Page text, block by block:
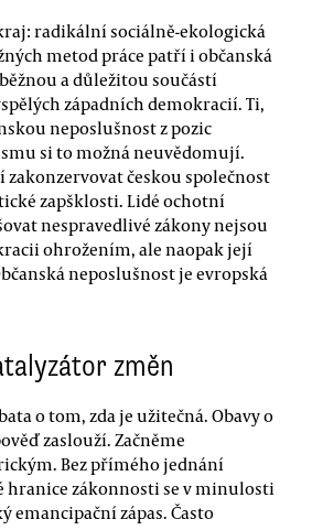
radikální sociálně-ekologická
metod práce patří i občanská
a důležitou součástí
západních demokracií. Ti,
neposlušnost z pozic
si to možná neuvědomují.
zakonzervovat českou společnost
zapšklosti. Lidé ochotní
nespravedlivé zákony nejsou
ohrožením, ale naopak její
neposlušnost je evropská
změn
o tom, zda je užitečná. Obavy o
zaslouží. Začněme
Bez přímého jednání
hranice zákonnosti se v minulosti
emancipační zápas. Často